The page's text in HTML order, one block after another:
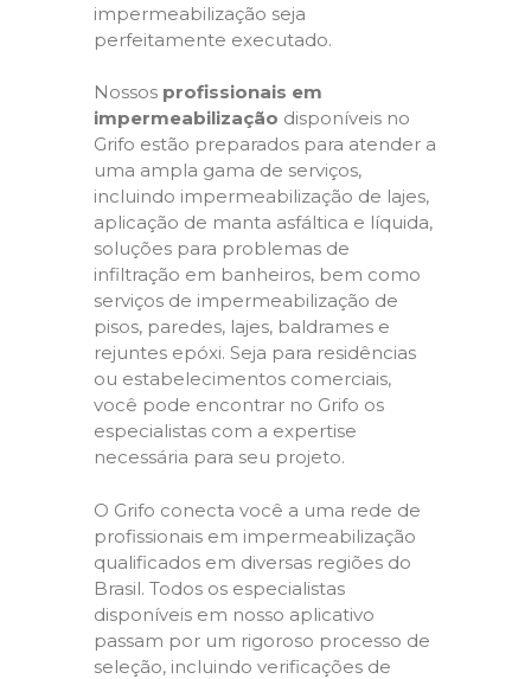
impermeabilização seja
perfeitamente executado.
Nossos profissionais em
impermeabilização disponíveis no
Grifo estão preparados para atender a
uma ampla gama de serviços,
incluindo impermeabilização de lajes,
aplicação de manta asfáltica e líquida,
soluções para problemas de
infiltração em banheiros, bem como
serviços de impermeabilização de
pisos, paredes, lajes, baldrames e
rejuntes epóxi. Seja para residências
ou estabelecimentos comerciais,
você pode encontrar no Grifo os
especialistas com a expertise
necessária para seu projeto.
O Grifo conecta você a uma rede de
profissionais em impermeabilização
qualificados em diversas regiões do
Brasil. Todos os especialistas
disponíveis em nosso aplicativo
passam por um rigoroso processo de
seleção, incluindo verificações de